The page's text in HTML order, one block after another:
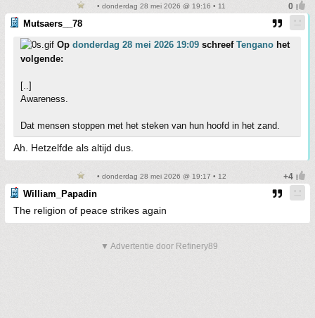
• donderdag 28 mei 2026 @ 19:16 • 11
Mutsaers__78
Op donderdag 28 mei 2026 19:09 schreef Tengano het
volgende:
[..]
Awareness.
Dat mensen stoppen met het steken van hun hoofd in het zand.
Ah. Hetzelfde als altijd dus.
• donderdag 28 mei 2026 @ 19:17 • 12
William_Papadin
The religion of peace strikes again
▼ Advertentie door Refinery89